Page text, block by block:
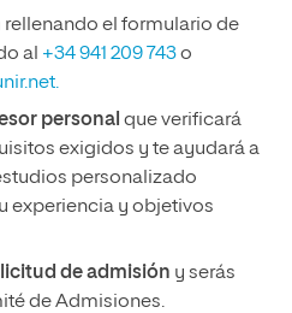
rellenando el formulario de
al +34 941 209 743o
personal que verificará
exigidos y te ayudará a
personalizado
experiencia y objetivos
de admisión y serás
de Admisiones.